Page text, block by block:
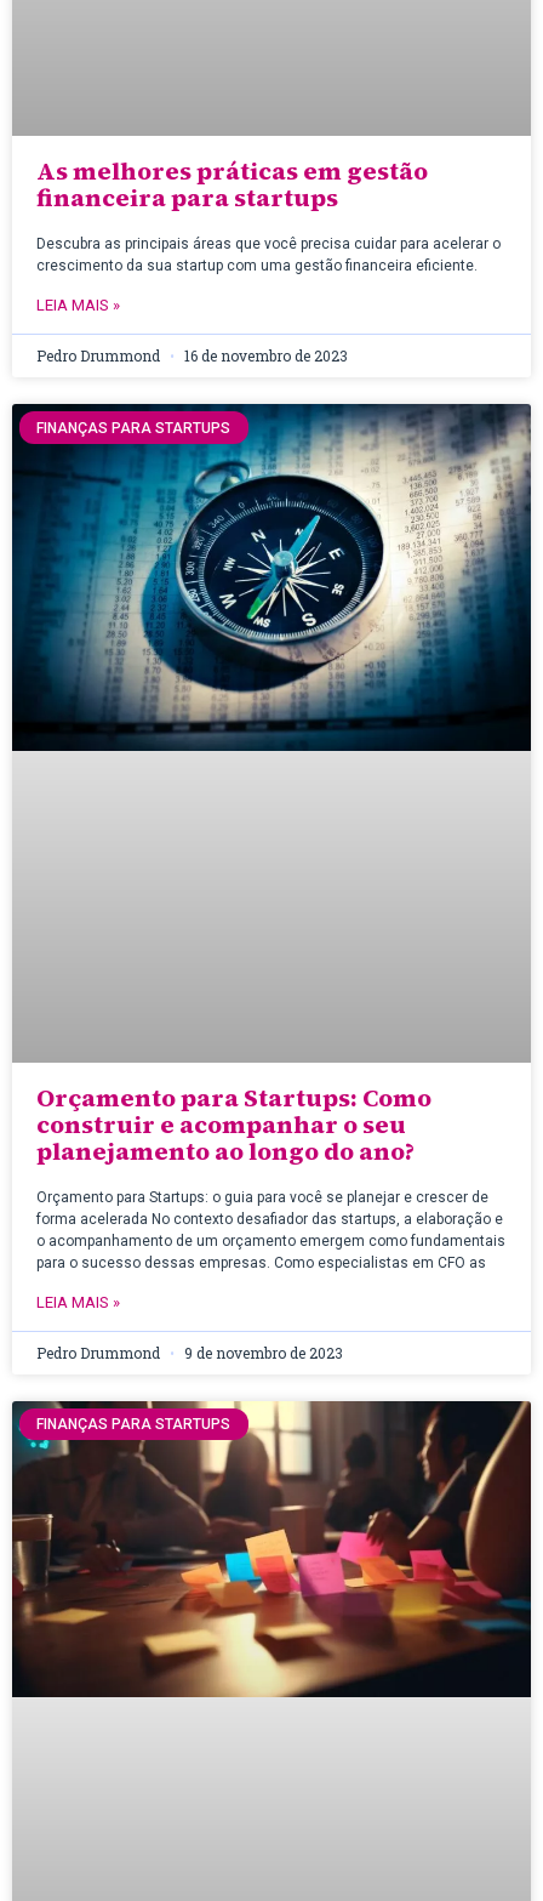
As melhores práticas em gestão
financeira para startups
Descubra as principais áreas que você precisa cuidar para acelerar o
crescimento da sua startup com uma gestão financeira eficiente.
LEIA MAIS »
Pedro Drummond 16 de novembro de 2023
FINANÇAS PARA STARTUPS
Orçamento para Startups: Como
construir e acompanhar o seu
planejamento ao longo do ano?
Orçamento para Startups: o guia para você se planejar e crescer de
forma acelerada No contexto desafiador das startups, a elaboração e
o acompanhamento de um orçamento emergem como fundamentais
para o sucesso dessas empresas. Como especialistas em CFO as
LEIA MAIS »
Pedro Drummond 9 de novembro de 2023
FINANÇAS PARA STARTUPS